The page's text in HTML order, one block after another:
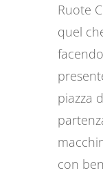
Ruote
quel
piazza
con